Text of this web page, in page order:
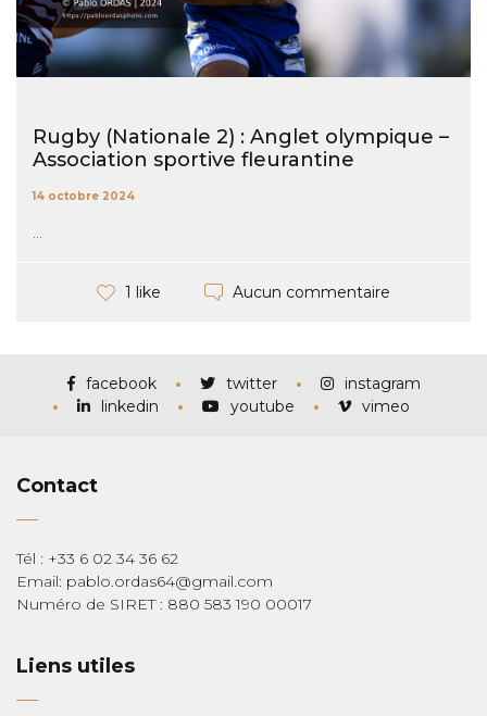
Rugby (Nationale 2) : Anglet olympique –
Association sportive fleurantine
14 octobre 2024
...
1 like Aucun commentaire
facebook twitter
instagram
linkedin
youtube vimeo
Contact
Tél : +33 6 02 34 36 62
Email: pablo.ordas64@gmail.com
Numéro de SIRET : 880 583 190 00017
Liens utiles